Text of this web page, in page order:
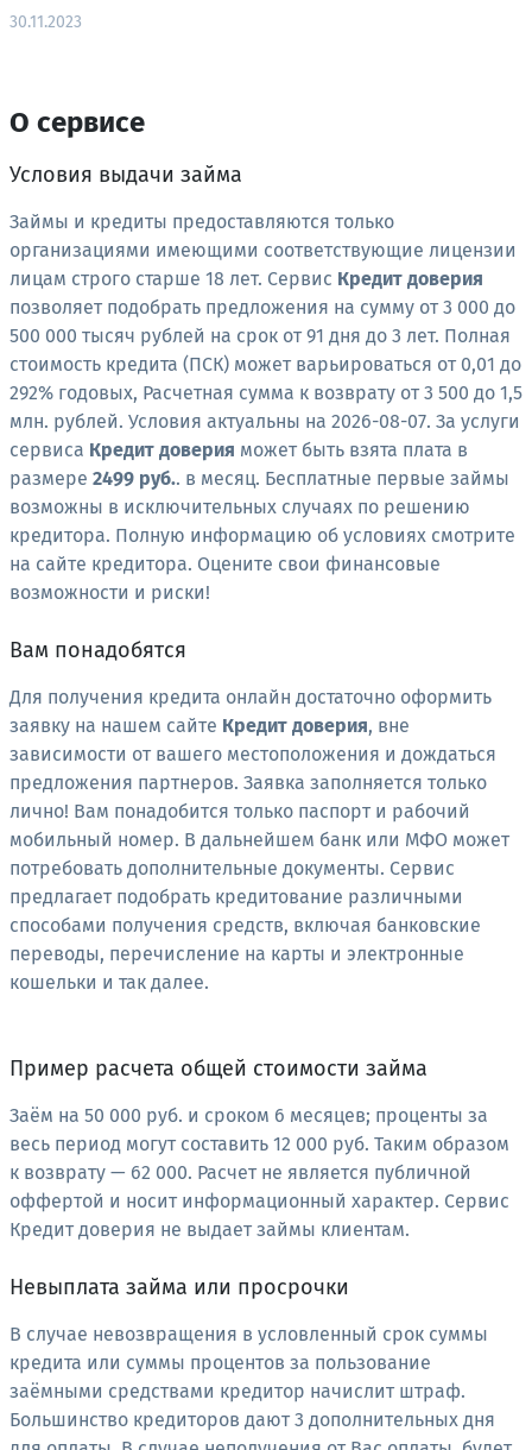
30.11.2023
О сервисе
Условия выдачи займа
Займы и кредиты предоставляются только
организациями имеющими соответствующие лицензии
лицам строго старше 18 лет. Сервис Кредит доверия
позволяет подобрать предложения на сумму от 3 000 до
500 000 тысяч рублей на срок от 91 дня до 3 лет. Полная
стоимость кредита (ПСК) может варьироваться от 0,01 до
292% годовых, Расчетная сумма к возврату от 3 500 до 1,5
млн. рублей. Условия актуальны на 2026-08-07. За услуги
сервиса Кредит доверия может быть взята плата в
размере 2499 руб.. в месяц. Бесплатные первые займы
возможны в исключительных случаях по решению
кредитора. Полную информацию об условиях смотрите
на сайте кредитора. Оцените свои финансовые
возможности и риски!
Вам понадобятся
Для получения кредита онлайн достаточно оформить
заявку на нашем сайте Кредит доверия, вне
зависимости от вашего местоположения и дождаться
предложения партнеров. Заявка заполняется только
лично! Вам понадобится только паспорт и рабочий
мобильный номер. В дальнейшем банк или МФО может
потребовать дополнительные документы. Сервис
предлагает подобрать кредитование различными
способами получения средств, включая банковские
переводы, перечисление на карты и электронные
кошельки и так далее.
Пример расчета общей стоимости займа
Заём на 50 000 руб. и сроком 6 месяцев; проценты за
весь период могут составить 12 000 руб. Таким образом
к возврату — 62 000. Расчет не является публичной
оффертой и носит информационный характер. Сервис
Кредит доверия не выдает займы клиентам.
Невыплата займа или просрочки
В случае невозвращения в условленный срок суммы
кредита или суммы процентов за пользование
заёмными средствами кредитор начислит штраф.
Большинство кредиторов дают 3 дополнительных дня